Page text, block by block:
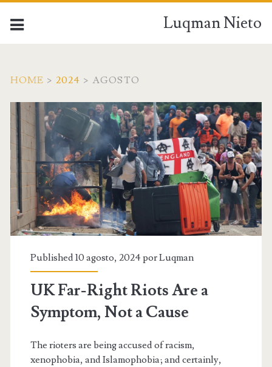
Luqman Nieto
HOME > 2024 > AGOSTO
Published 10 agosto, 2024 porLuqman
UK Far-Right Riots Are a
Symptom, Not a Cause
The rioters are being accused of racism,
xenophobia, and Islamophobia; and certainly,